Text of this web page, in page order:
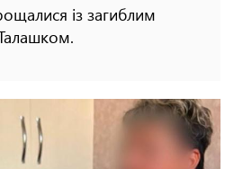
із загиблим